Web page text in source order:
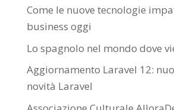
Come le nuove tecnologie
business oggi
Lo spagnolo nel mondo dove
Aggiornamento Laravel 12:
novità Laravel